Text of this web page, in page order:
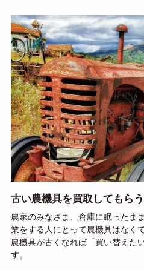
古い農機具を買取してもら
農家のみなさま、倉庫に眠ったま
業をする人にとって農機具はなく
農機具が古くなれば「買い替えた
す。